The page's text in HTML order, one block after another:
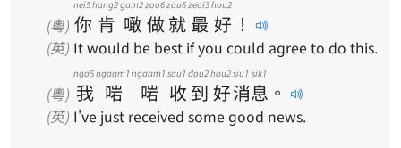
(粵) 你
nei5
肯
hang2
噉
gam2
做
zou6
就
zau6
最
zeoi3
好
hou2
！
(英) It would be best if you could agree to do this.
(粵) 我
ngo5
啱
ngaam1
啱
ngaam1
收
sau1
到
dou2
好
hou2
消
siu1
息
sik1
。
(英) I've just received some good news.